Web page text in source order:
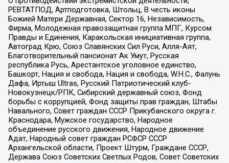
РЕВТАТПОД, Артподготовка, Штольц, В честь иконы
Божией Матери Державная, Сектор 16, Независимость,
Фирма, Молодежная правозащитная группа МПГ, Курсом
Правды и Единения, Каракольская инициативная группа,
Автоград Крю, Союз Славянских Сил Руси, Алля-Аят,
Благотворительный пансионат Ак Умут, Русская
республика Русь, Арестантское уголовное единство,
Башкорт, Нация и свобода, Нация и свобода, W.H.С., Фалунь
Дафа, Иртыш Ultras, Русский Патриотический клуб-
Новокузнецк/РПК, Сибирский державный союз, Фонд
борьбы с коррупцией, Фонд защиты прав граждан, Штабы
Навального, Совет граждан СССР Прикубанского округа г.
Краснодара, Мужское государство, Народное
объединение русского движения, Народное движение
Адат, Народный совет граждан РСФСР СССР
Архангельской области, Проект Штурм, Граждане СССР,
Держава Союз Советских Светлых Родов, Совет Советских